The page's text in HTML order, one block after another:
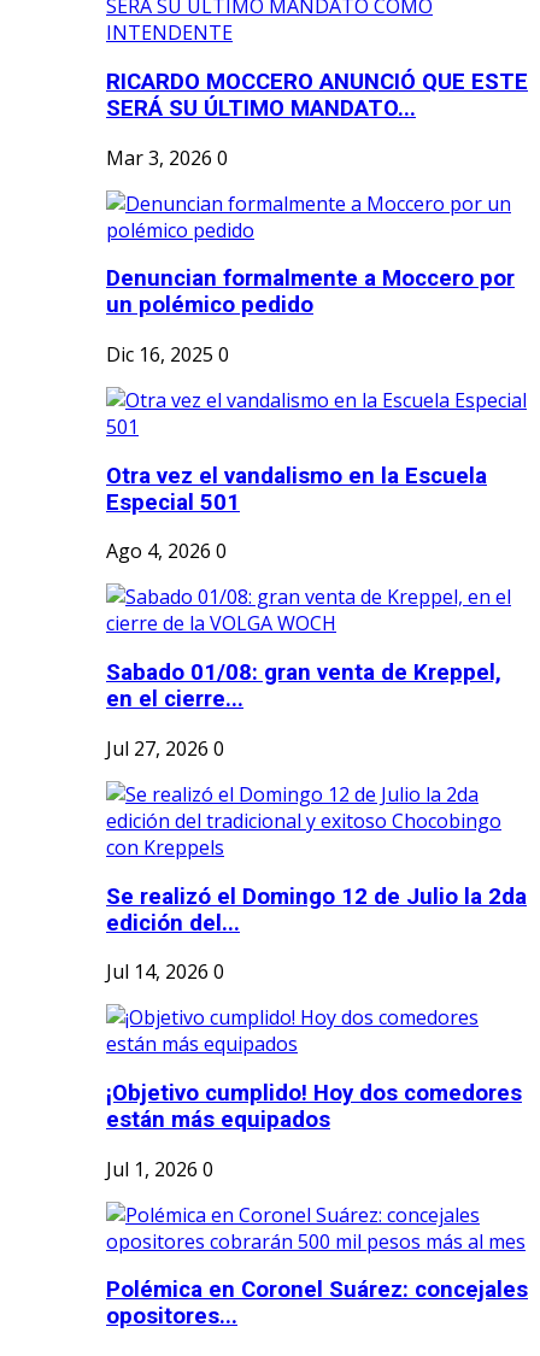
RICARDO MOCCERO ANUNCIÓ QUE ESTE
SERÁ SU ÚLTIMO MANDATO...
Mar 3, 2026 0
Denuncian formalmente a Moccero por
un polémico pedido
Dic 16, 2025 0
Otra vez el vandalismo en la Escuela
Especial 501
Ago 4, 2026 0
Sabado 01/08: gran venta de Kreppel,
en el cierre...
Jul 27, 2026 0
Se realizó el Domingo 12 de Julio la 2da
edición del...
Jul 14, 2026 0
¡Objetivo cumplido! Hoy dos comedores
están más equipados
Jul 1, 2026 0
Polémica en Coronel Suárez: concejales
opositores...